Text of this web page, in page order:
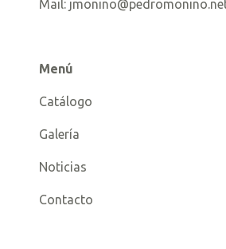
Mail:
Menú
Catálogo
Galería
Noticias
Contacto